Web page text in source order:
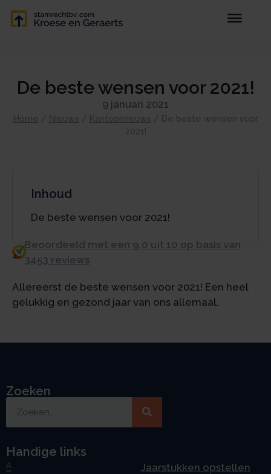
De beste wensen voor 2021!
9 januari 2021
Home / Nieuws / Kantoornieuws / De beste wensen voor
2021!
Inhoud
De beste wensen voor 2021!
Beoordeeld met een 9.0 uit 10 op basis van
3453 reviews
Allereerst de beste wensen voor 2021! Een heel
gelukkig en gezond jaar van ons allemaal.
Zoeken
Handige links
A Jaarstukken opstellen